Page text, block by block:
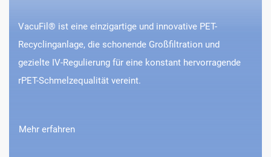
VacuFil® ist eine einzigartige und innovative PET-
Recyclinganlage, die schonende Großfiltration und
gezielte IV-Regulierung für eine konstant hervorragende
rPET-Schmelzequalität vereint.
Mehr erfahren